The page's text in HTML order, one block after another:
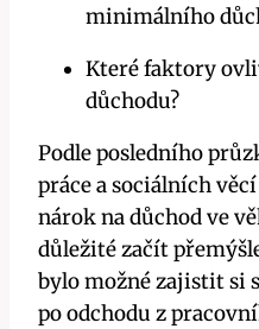
minimálního
Které faktory
důchodu?
Podle posledního
práce a sociálních
nárok na důchod ve
důležité začít
bylo možné zajistit si
po odchodu z